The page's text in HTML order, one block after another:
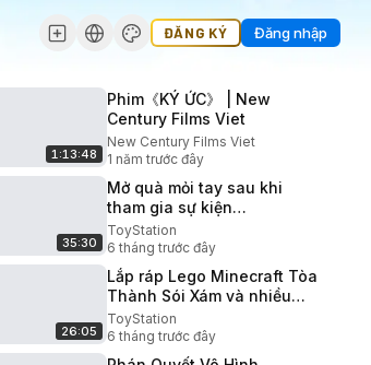
ĐĂNG KÝ Đăng nhập
1:13:48
Phim《KÝ ỨC》 | New
Century Films Viet
New Century Films Viet
1 năm trước đây
35:30
Mở quà mỏi tay sau khi
tham gia sự kiện
youtubeshopping
ToyStation 913
ToyStation
6 tháng trước đây
26:05
Lắp ráp Lego Minecraft Tòa
Thành Sói Xám và nhiều
hơn nữa ToyStation 904
ToyStation
6 tháng trước đây